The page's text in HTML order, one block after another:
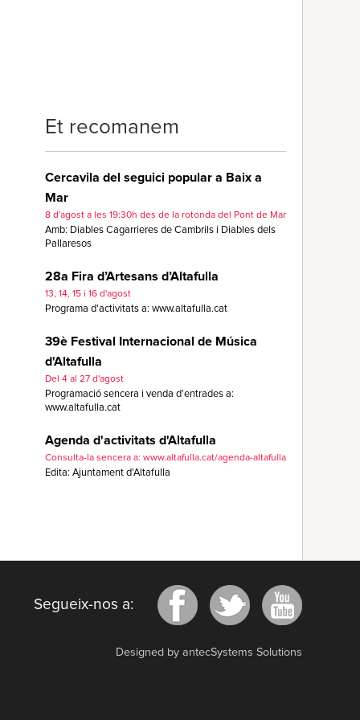
Et recomanem
Cercavila del seguici popular a Baix a
Mar
8 d'agost a les 19:30h des de la rotonda del Pont de Mar
Amb: Diables Cagarrieres de Cambrils i Diables dels
Pallaresos
28a Fira d’Artesans d’Altafulla
13, 14, 15 i 16 d'agost
Programa d'activitats a: www.altafulla.cat
39è Festival Internacional de Música
d'Altafulla
Del 4 al 27 d'agost
Programació sencera i venda d'entrades a:
www.altafulla.cat
Agenda d'activitats d'Altafulla
Consulta-la sencera a: www.altafulla.cat/agenda-altafulla
Edita: Ajuntament d'Altafulla
Segueix-nos a:
Designed by antecSystems Solutions